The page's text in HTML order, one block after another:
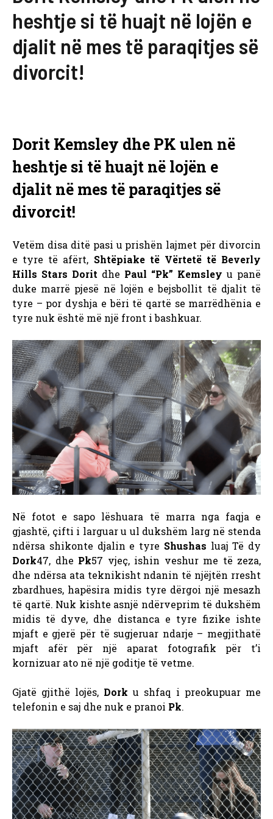
heshtje si të huajt në lojën e
djalit në mes të paraqitjes së
divorcit!
Dorit Kemsley dhe PK ulen në
heshtje si të huajt në lojën e
djalit në mes të paraqitjes së
divorcit!
Vetëm disa ditë pasi u prishën lajmet për divorcin
e tyre të afërt, Shtëpiake të Vërtetë të Beverly
Hills Stars Dorit dhe Paul “Pk” Kemsley u panë
duke marrë pjesë në lojën e bejsbollit të djalit të
tyre – por dyshja e bëri të qartë se marrëdhënia e
tyre nuk është më një front i bashkuar.
Në fotot e sapo lëshuara të marra nga faqja e
gjashtë, çifti i larguar u ul dukshëm larg në stenda
ndërsa shikonte djalin e tyre Shushas luaj Të dy
Dork47, dhe Pk57 vjeç, ishin veshur me të zeza,
dhe ndërsa ata teknikisht ndanin të njëjtën rresht
zbardhues, hapësira midis tyre dërgoi një mesazh
të qartë. Nuk kishte asnjë ndërveprim të dukshëm
midis të dyve, dhe distanca e tyre fizike ishte
mjaft e gjerë për të sugjeruar ndarje – megjithatë
mjaft afër për një aparat fotografik për t’i
kornizuar ato në një goditje të vetme.
Gjatë gjithë lojës, Dork u shfaq i preokupuar me
telefonin e saj dhe nuk e pranoi Pk.